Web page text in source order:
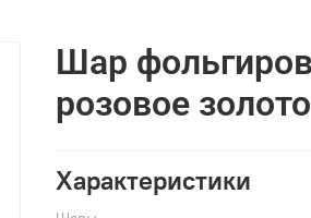
Шар
розовое
Характеристики